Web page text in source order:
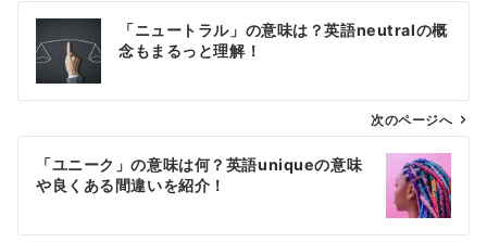
ン
「ニュートラル」の意味は？英語neutralの概
念もまるっと理解！
次のページへ
「ユニーク」の意味は何？英語uniqueの意味
や良くある間違いを紹介！